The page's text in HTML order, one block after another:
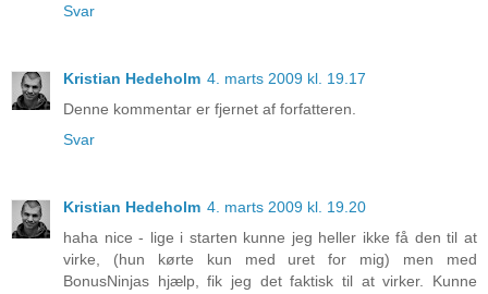
Svar
Kristian Hedeholm 4. marts 2009 kl. 19.17
Denne kommentar er fjernet af forfatteren.
Svar
Kristian Hedeholm 4. marts 2009 kl. 19.20
haha nice - lige i starten kunne jeg heller ikke få den til at
virke, (hun kørte kun med uret for mig) men med
BonusNinjas hjælp, fik jeg det faktisk til at virker. Kunne